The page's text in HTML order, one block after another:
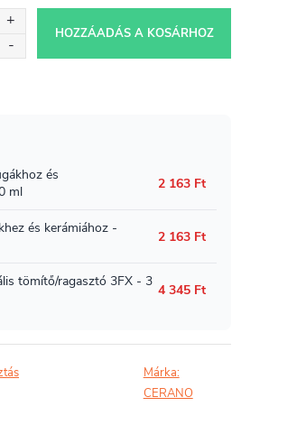
HOZZÁADÁS A KOSÁRHOZ
Márka:
CERANO